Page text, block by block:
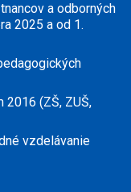
a odborných
2025 a od 1.
2016 (ZŠ, ZUŠ,
vzdelávanie